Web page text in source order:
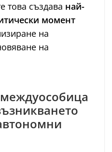
това създава най-
момент
на
на